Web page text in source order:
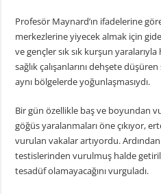
Profesör Maynard’ın ifadelerine
merkezlerine yiyecek almak için
ve gençler sık sık kurşun
sağlık çalışanlarını dehşete
aynı bölgelerde yoğunlaşmasıydı.
Bir gün özellikle baş ve boyundan
göğüs yaralanmaları öne çıkıyor,
vurulan vakalar artıyordu.
testislerinden vurulmuş halde
tesadüf olamayacağını vurguladı.